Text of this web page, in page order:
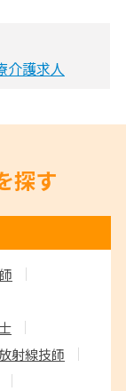
介護求人
探す
射線技師